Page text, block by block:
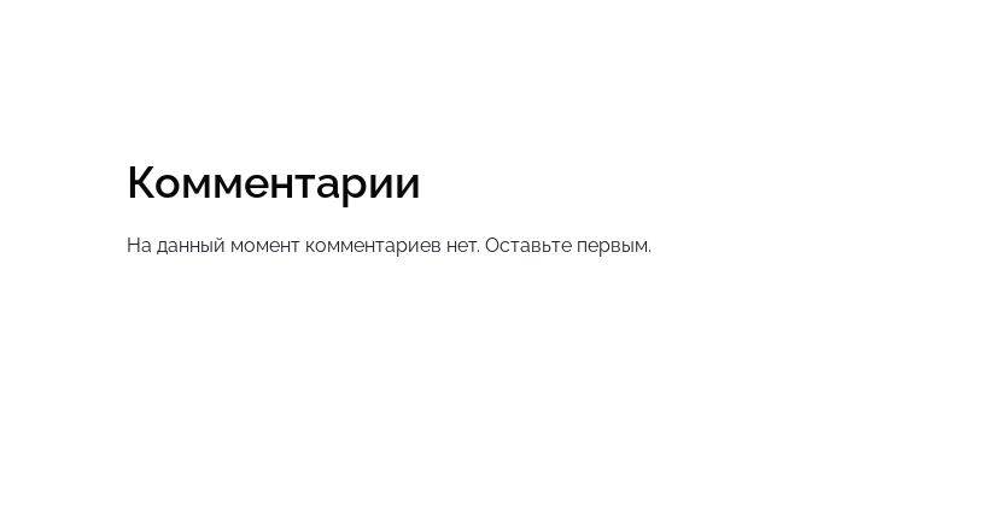
Комментарии
На данный момент комментариев нет. Оставьте первым.